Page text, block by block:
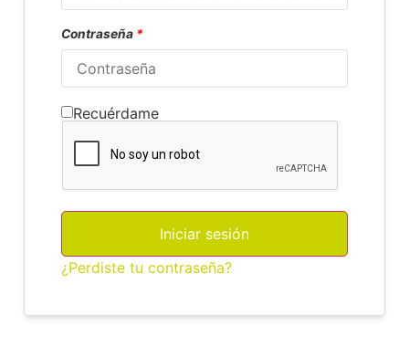
Contraseña *
Recuérdame
Iniciar sesión
¿Perdiste tu contraseña?